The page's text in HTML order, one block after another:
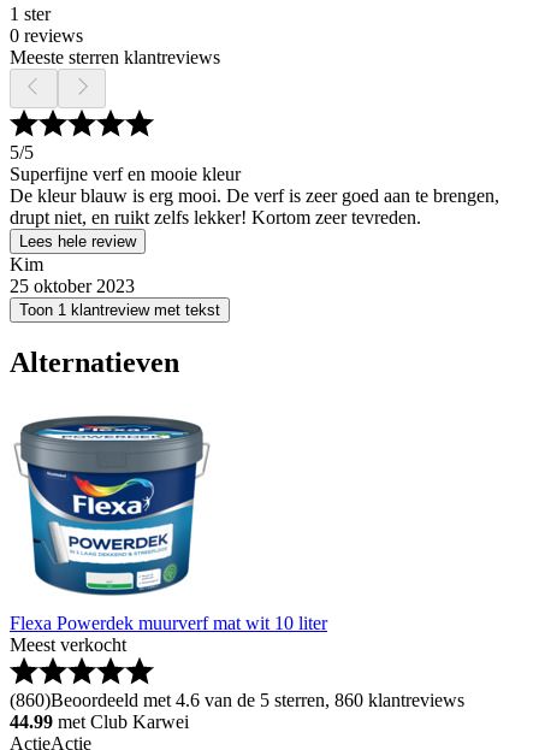
1 ster
0 reviews
Meeste sterren klantreviews
5/5
Superfijne verf en mooie kleur
De kleur blauw is erg mooi. De verf is zeer goed aan te brengen,
drupt niet, en ruikt zelfs lekker! Kortom zeer tevreden.
Lees hele review
Kim
25 oktober 2023
Toon 1 klantreview met tekst
Alternatieven
Flexa Powerdek muurverf mat wit 10 liter
Meest verkocht
(860)Beoordeeld met 4.6 van de 5 sterren, 860 klantreviews
44.99 met Club Karwei
ActieActie